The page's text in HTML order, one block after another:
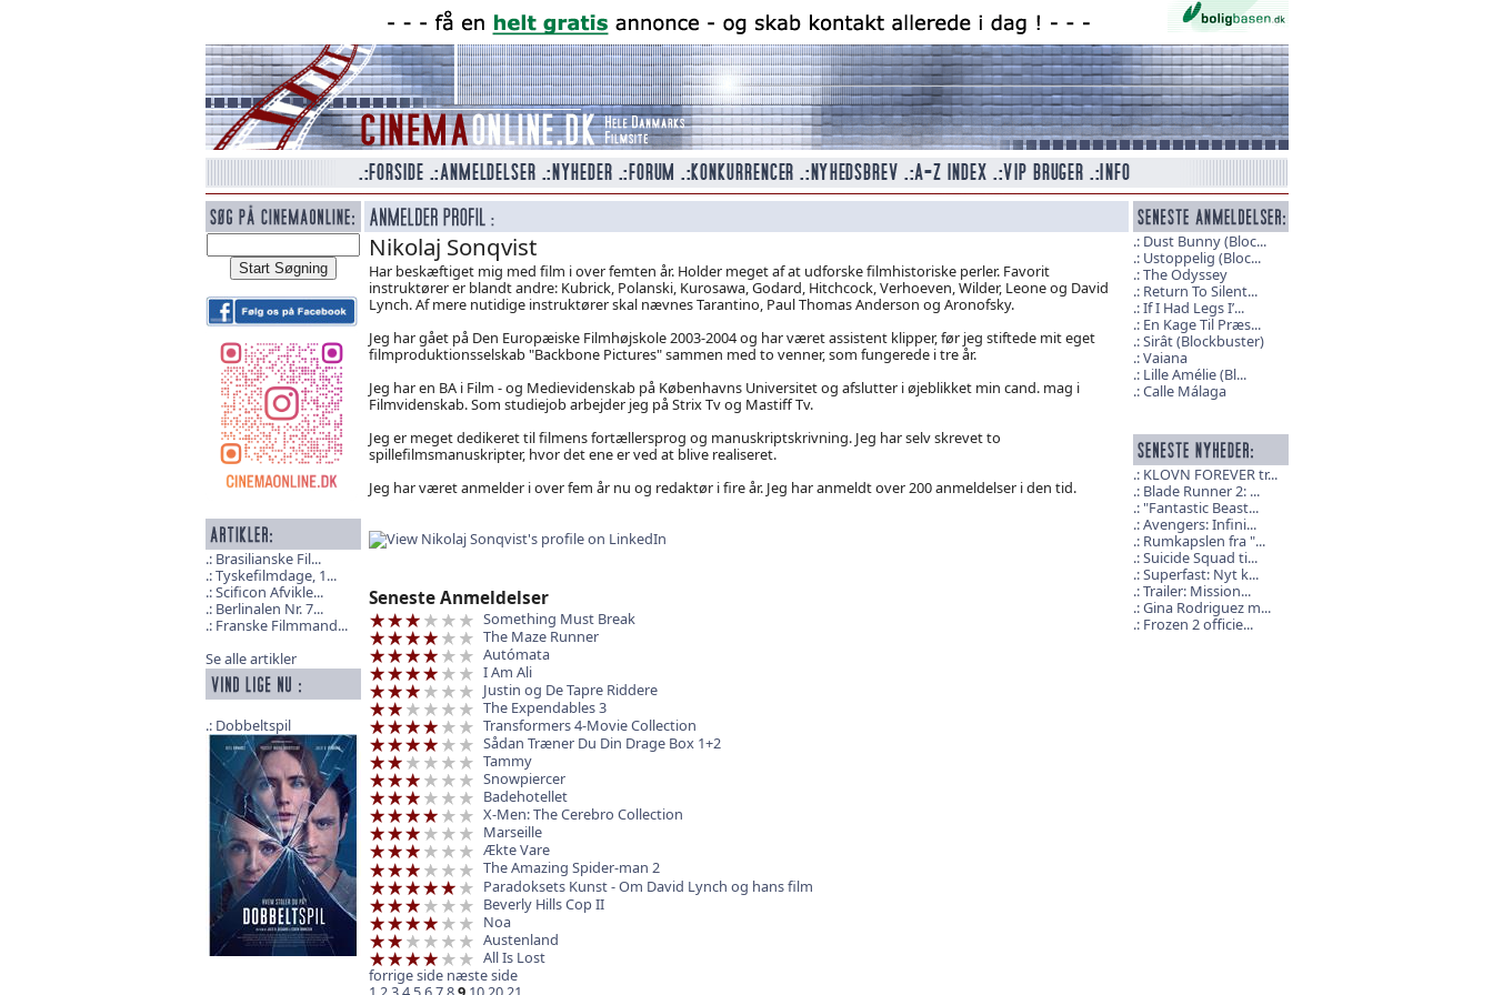
Brasilianske Fil...
Tyskefilmdage, 1...
Scificon Afvikle...
Berlinalen Nr. 7...
Franske Filmmand...
Se alle artikler
Dobbeltspil
Nikolaj Sonqvist
Har beskæftiget mig med film i over femten år. Holder meget af at udforske filmhistoriske perler. Favorit
instruktører er blandt andre: Kubrick, Polanski, Kurosawa, Godard, Hitchcock, Verhoeven, Wilder, Leone og David
Lynch. Af mere nutidige instruktører skal nævnes Tarantino, Paul Thomas Anderson og Aronofsky.
Jeg har gået på Den Europæiske Filmhøjskole 2003-2004 og har været assistent klipper, før jeg stiftede mit eget
filmproduktionsselskab "Backbone Pictures" sammen med to venner, som fungerede i tre år.
Jeg har en BA i Film - og Medievidenskab på Københavns Universitet og afslutter i øjeblikket min cand. mag i
Filmvidenskab. Som studiejob arbejder jeg på Strix Tv og Mastiff Tv.
Jeg er meget dedikeret til filmens fortællersprog og manuskriptskrivning. Jeg har selv skrevet to
spillefilmsmanuskripter, hvor det ene er ved at blive realiseret.
Jeg har været anmelder i over fem år nu og redaktør i fire år. Jeg har anmeldt over 200 anmeldelser i den tid.
Seneste Anmeldelser
Something Must Break
The Maze Runner
Autómata
I Am Ali
Justin og De Tapre Riddere
The Expendables 3
Transformers 4-Movie Collection
Sådan Træner Du Din Drage Box 1+2
Tammy
Snowpiercer
Badehotellet
X-Men: The Cerebro Collection
Marseille
Ækte Vare
The Amazing Spider-man 2
Paradoksets Kunst - Om David Lynch og hans film
Beverly Hills Cop II
Noa
Austenland
All Is Lost
forrige side næste side
Dust Bunny (Bloc...
Ustoppelig (Bloc...
The Odyssey
Return To Silent...
If I Had Legs I’...
En Kage Til Præs...
Sirât (Blockbuster)
Vaiana
Lille Amélie (Bl...
Calle Málaga
KLOVN FOREVER tr...
Blade Runner 2: ...
"Fantastic Beast...
Avengers: Infini...
Rumkapslen fra "...
Suicide Squad ti...
Superfast: Nyt k...
Trailer: Mission...
Gina Rodriguez m...
Frozen 2 officie...